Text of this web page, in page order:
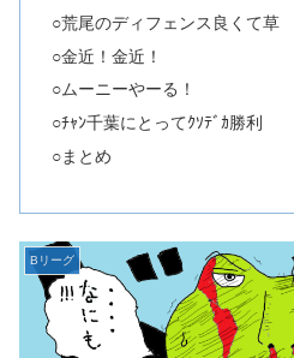
○荒尾のディフェンス良くて草
○金近！金近！
○ムーニーやーる！
○ﾁｬﾝ千葉にとってｸｿﾃﾞｶ勝利
○まとめ
Bリーグ